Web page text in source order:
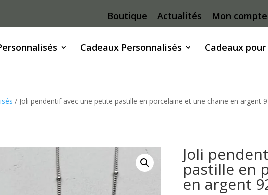
Boutique Actualités Mon compte
Cadeaux Personnalisés Cadeaux
/ Joli pendentif avec une petite pastille en porcelaine et une chaine en argent
Joli
pastille en
en argent